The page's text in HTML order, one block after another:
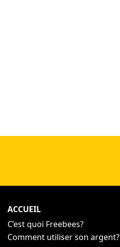
ACCUEIL
C’est quoi Freebees?
Comment utiliser son argent?